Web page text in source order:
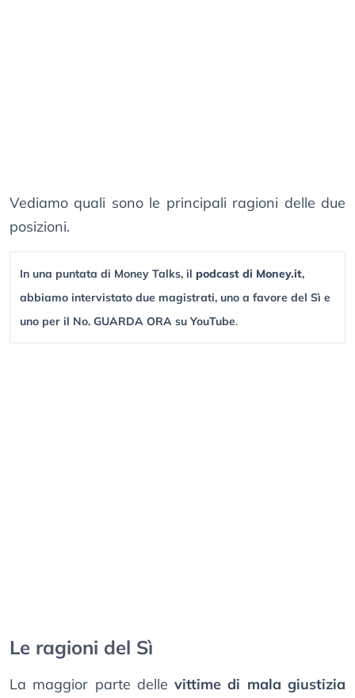
Vediamo quali sono le principali ragioni delle due
posizioni.
In una puntata di Money Talks, il podcast di Money.it,
abbiamo intervistato due magistrati, uno a favore del Sì e
uno per il No. GUARDA ORA su YouTube.
Le ragioni del Sì
La maggior parte dellevittime di mala giustizia